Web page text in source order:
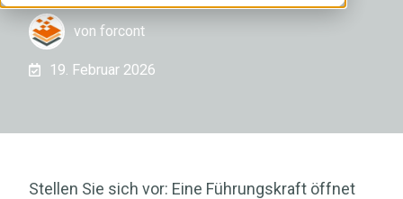
vonforcont
19. Februar 2026
Stellen Sie sich vor: Eine Führungskraft öffnet